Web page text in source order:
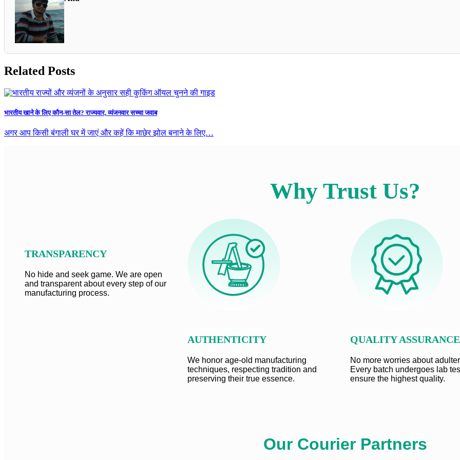
Related Posts
भारतीय खाने के लिए कौन-सा तेल? राज्यवार, व्यंजनवार सच्चा जवाब
अगर आप किसी बंगाली घर में जाएं और कहें कि माछेर झोल बनाने के लिए…
Why Trust Us?
TRANSPARENCY
No hide and seek game. We are open
and transparent about every step of our
manufacturing process.
AUTHENTICITY
We honor age-old manufacturing
techniques, respecting tradition and
preserving their true essence.
QUALITY ASSURANCE
No more worries about
Every batch undergoes lab
ensure the highest quality.
Our Courier Partners